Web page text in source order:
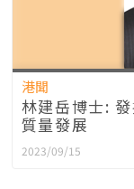
港聞
林建岳博士:
質量發展
2023/09/15